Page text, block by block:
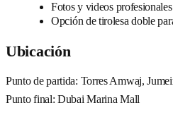
Fotos y videos
Opción de tirolesa doble
Ubicación
Punto de partida: Torres Amwaj,
Punto final: Dubai Marina Mall